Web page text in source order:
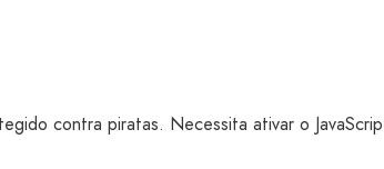
contra piratas. Necessita ativar o